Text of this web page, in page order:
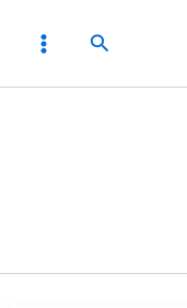
חיפוש